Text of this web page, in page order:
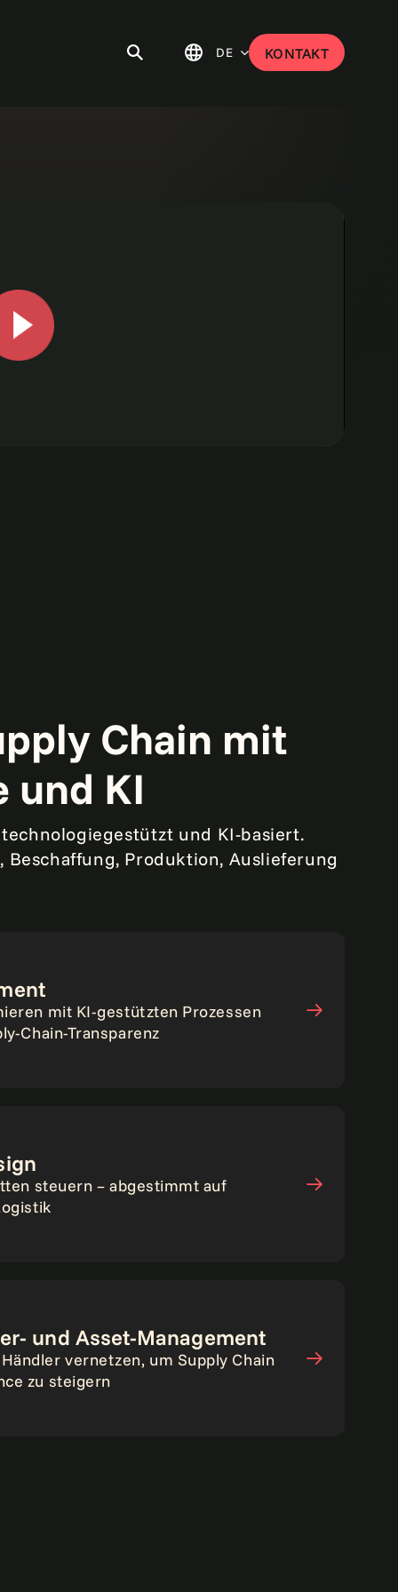
DE KONTAKT
Chain mit
und KI
und KI-basiert.
Produktion, Auslieferung
mit KI-gestützten Prozessen
Chain-Transparenz
steuern – abgestimmt auf
und Asset-Management
vernetzen, um Supply Chain
zu steigern